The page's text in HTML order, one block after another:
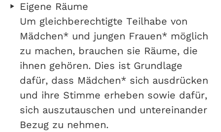
Eigene Räume
Um gleichberechtigte Teilhabe von
Mädchen* und jungen Frauen* möglich
zu machen, brauchen sie Räume, die
ihnen gehören. Dies ist Grundlage
dafür, dass Mädchen* sich ausdrücken
und ihre Stimme erheben sowie dafür,
sich auszutauschen und untereinander
Bezug zu nehmen.